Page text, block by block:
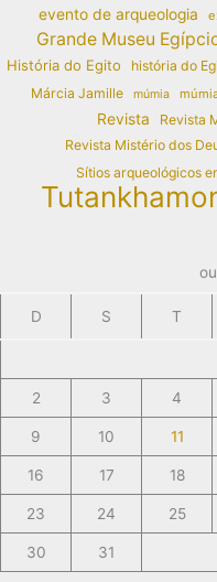
evento de arqueologia
Grande Museu
História do Egito
história do
Márcia Jamille múmia
Revista
Revista
Revista Mistério dos
Sítios arqueológicos
D S T
2 3 4
9 10 11
16 17 18
23 24 25
30 31